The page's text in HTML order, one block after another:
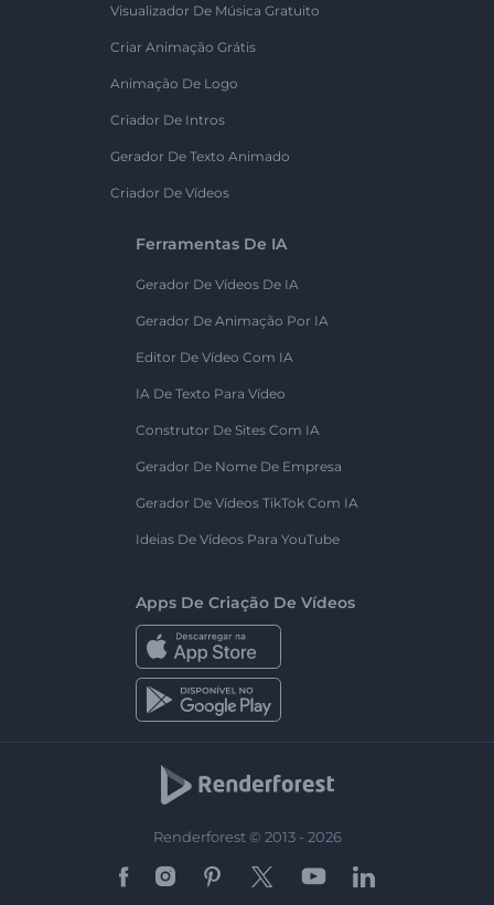
Visualizador De Música Gratuito
Criar Animação Grátis
Animação De Logo
Criador De Intros
Gerador De Texto Animado
Criador De Vídeos
Ferramentas De IA
Gerador De Vídeos De IA
Gerador De Animação Por IA
Editor De Vídeo Com IA
IA De Texto Para Vídeo
Construtor De Sites Com IA
Gerador De Nome De Empresa
Gerador De Vídeos TikTok Com IA
Ideias De Vídeos Para YouTube
Apps De Criação De Vídeos
Renderforest © 2013 - 2026